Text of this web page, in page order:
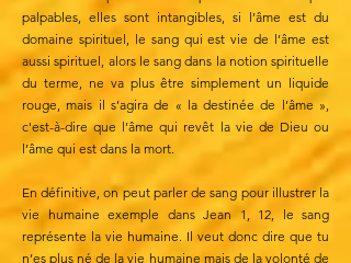
palpables, elles sont intangibles, si l’âme est du
domaine spirituel, le sang qui est vie de l’âme est
aussi spirituel, alors le sang dans la notion spirituelle
du terme, ne va plus être simplement un liquide
rouge, mais il s’agira de « la destinée de l’âme »,
c'est-à-dire que l’âme qui revêt la vie de Dieu ou
l’âme qui est dans la mort.
En définitive, on peut parler de sang pour illustrer la
vie humaine exemple dans Jean 1, 12, le sang
représente la vie humaine. Il veut donc dire que tu
n’es plus né de la vie humaine mais de la volonté de